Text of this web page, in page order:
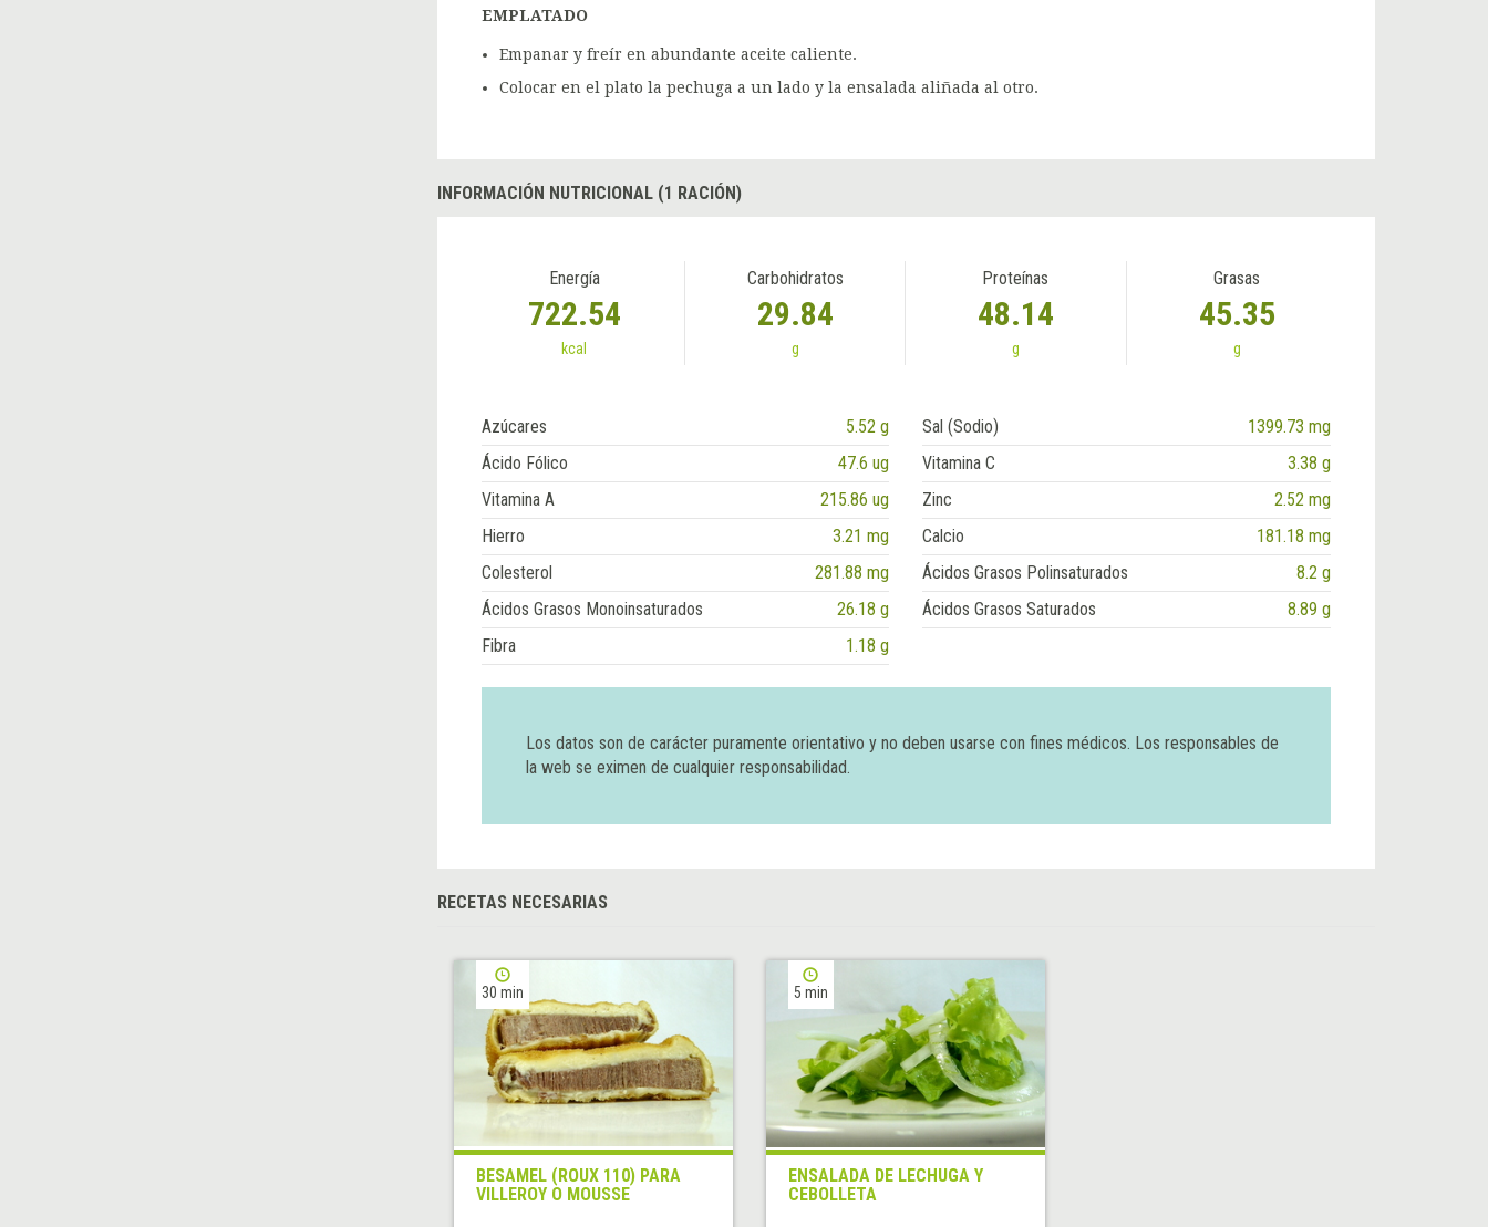
EMPLATADO
Empanar y freír en abundante aceite caliente.
Colocar en el plato la pechuga a un lado y la ensalada aliñada al otro.
INFORMACIÓN NUTRICIONAL (1 RACIÓN)
Energía
722.54
kcal
Carbohidratos
29.84
g
Proteínas
48.14
g
Grasas
45.35
g
Azúcares 5.52 g Sal (Sodio)
1399.73 mg
Ácido Fólico
47.6 ug Vitamina C
3.38 g
Vitamina A
215.86 ug Zinc
2.52 mg
Hierro
3.21 mg Calcio
181.18 mg
Colesterol
281.88 mg Ácidos Grasos Polinsaturados
8.2 g
Ácidos Grasos Monoinsaturados
26.18 g Ácidos Grasos Saturados
8.89 g
Fibra
1.18 g
Los datos son de carácter puramente orientativo y no deben usarse con fines médicos. Los responsables de
la web se eximen de cualquier responsabilidad.
RECETAS NECESARIAS
30 min
BESAMEL (ROUX 110) PARA
VILLEROY O MOUSSE
5 min
ENSALADA DE LECHUGA Y
CEBOLLETA